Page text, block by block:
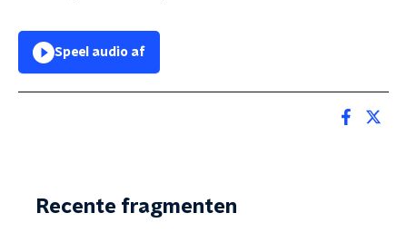
Speel audio af
Recente fragmenten